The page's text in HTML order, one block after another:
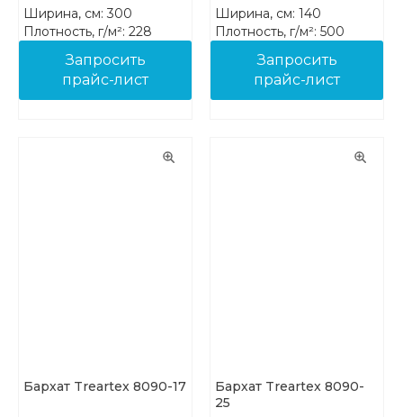
Ширина, см: 300
Плотность, г/м²: 228
Запросить
прайс-лист
Ширина, см: 140
Плотность, г/м²: 500
Запросить
прайс-лист
Бархат Treartex 8090-17
Бархат Treartex 8090-
25